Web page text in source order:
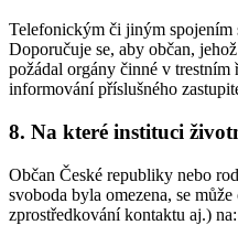
Telefonickým či jiným spojením
Doporučuje se, aby občan,
požádal orgány činné v trestním
informování příslušného
8. Na které instituci
Občan České republiky nebo
svoboda byla omezena, se
zprostředkování kontaktu aj.) na: